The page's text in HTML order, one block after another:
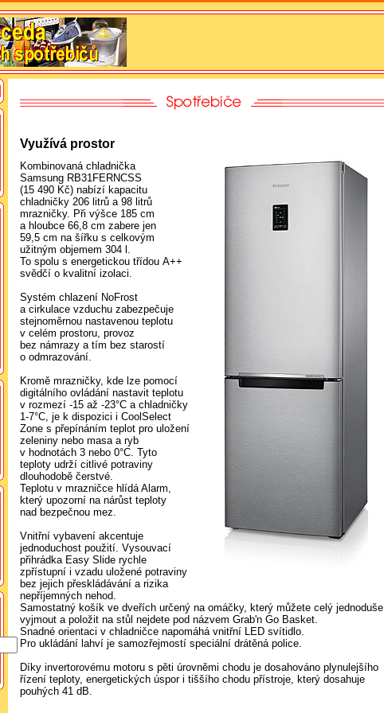
Využívá prostor
Kombinovaná chladnička
Samsung RB31FERNCSS
(15 490 Kč) nabízí kapacitu
chladničky 206 litrů a 98 litrů
mrazničky. Při výšce 185 cm
a hloubce 66,8 cm zabere jen
59,5 cm na šířku s celkovým
užitným objemem 304 l.
To spolu s energetickou třídou A++
svědčí o kvalitní izolaci.
Systém chlazení NoFrost
a cirkulace vzduchu zabezpečuje
stejnoměrnou nastavenou teplotu
v celém prostoru, provoz
bez námrazy a tím bez starostí
o odmrazování.
Kromě mrazničky, kde lze pomocí
digitálního ovládání nastavit teplotu
v rozmezí -15 až -23°C a chladničky
1-7°C, je k dispozici i CoolSelect
Zone s přepínáním teplot pro uložení
zeleniny nebo masa a ryb
v hodnotách 3 nebo 0°C. Tyto
teploty udrží citlivé potraviny
dlouhodobě čerstvé.
Teplotu v mrazničce hlídá Alarm,
který upozorní na nárůst teploty
nad bezpečnou mez.
Vnitřní vybavení akcentuje
jednoduchost použití. Vysouvací
přihrádka Easy Slide rychle
zpřístupní i vzadu uložené potraviny
bez jejich přeskládávání a rizika
nepříjemných nehod.
Samostatný košík ve dveřích určený na omáčky, který můžete celý jednoduše
vyjmout a položit na stůl nejdete pod názvem Grab'n Go Basket.
Snadné orientaci v chladničce napomáhá vnitřní LED svítidlo.
Pro ukládání lahví je samozřejmostí speciální drátěná police.
Díky invertorovému motoru s pěti úrovněmi chodu je dosahováno plynulejšího
řízení teploty, energetických úspor i tiššího chodu přístroje, který dosahuje
pouhých 41 dB.